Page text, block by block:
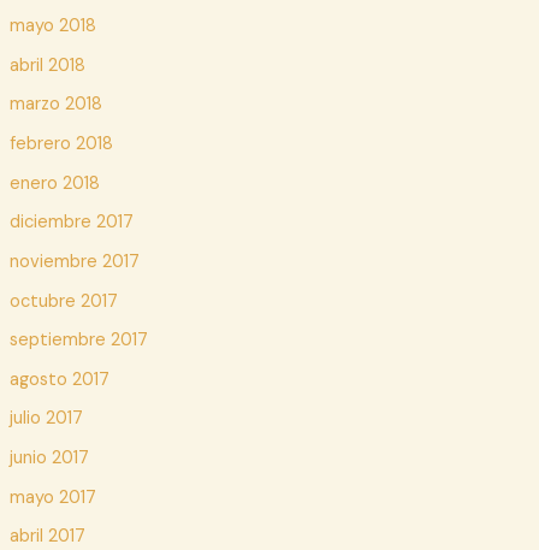
mayo 2018
abril 2018
marzo 2018
febrero 2018
enero 2018
diciembre 2017
noviembre 2017
octubre 2017
septiembre 2017
agosto 2017
julio 2017
junio 2017
mayo 2017
abril 2017